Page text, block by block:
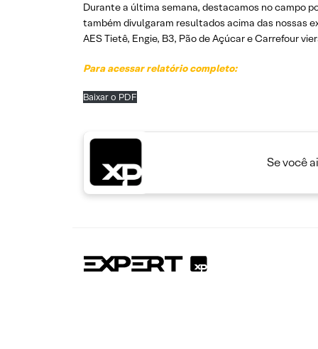
Durante a última semana, destacamos no campo
também divulgaram resultados acima das nossas
AES Tietê, Engie, B3, Pão de Açúcar e Carrefour
Para acessar relatório completo:
Baixar o PDF
Se você